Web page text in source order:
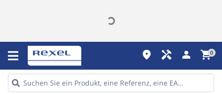
place handyman person shopping_cart0